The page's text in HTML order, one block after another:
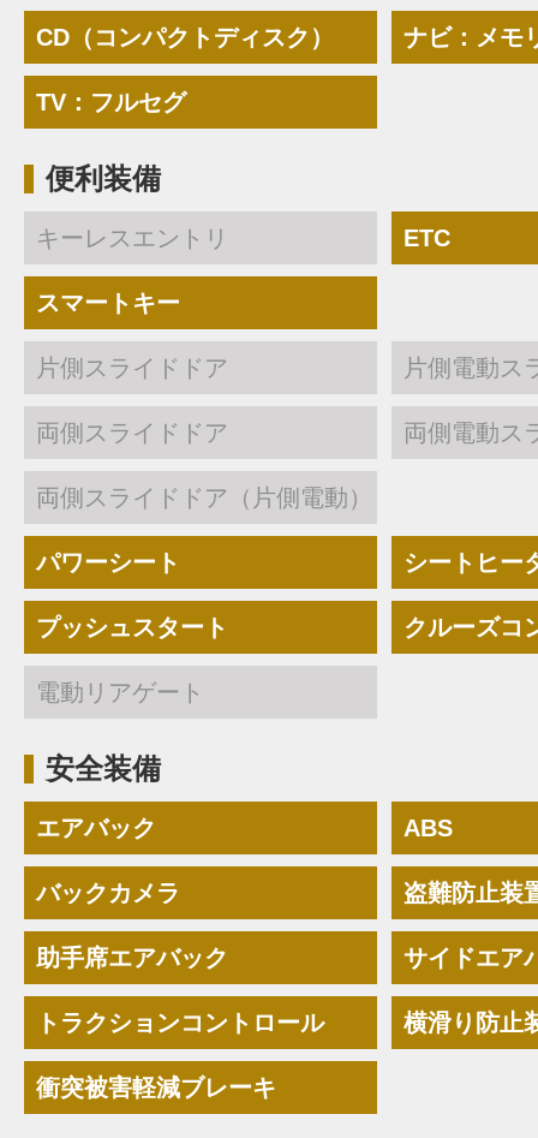
CD（コンパクトディスク） ナビ：メモ
TV：フルセグ
便利装備
キーレスエントリ ETC
スマートキー
片側スライドドア 片側電動ス
両側スライドドア 両側電動ス
両側スライドドア（片側電動）
パワーシート シートヒー
プッシュスタート クルーズコ
電動リアゲート
安全装備
エアバック ABS
バックカメラ 盗難防止装
助手席エアバック サイドエア
トラクションコントロール 横滑り防止
衝突被害軽減ブレーキ